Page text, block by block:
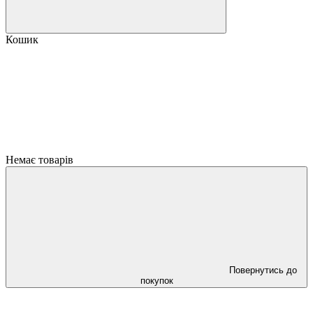
Кошик
Немає товарів
Повернутись до
покупок